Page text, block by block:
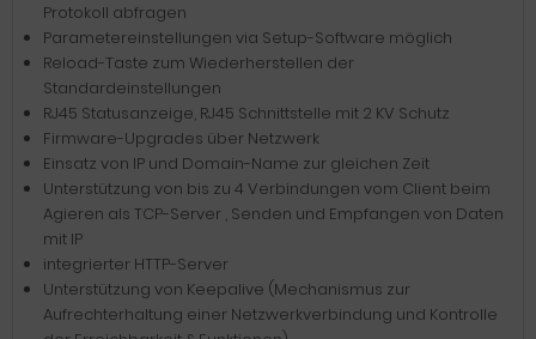
Protokoll abfragen
Parametereinstellungen via Setup-Software möglich
Reload-Taste zum Wiederherstellen der
Standardeinstellungen
RJ45 Statusanzeige, RJ45 Schnittstelle mit 2 KV Schutz
Firmware-Upgrades über Netzwerk
Einsatz von IP und Domain-Name zur gleichen Zeit
Unterstützung von bis zu 4 Verbindungen vom Client beim
Agieren als TCP-Server , Senden und Empfangen von Daten
mit IP
integrierter HTTP-Server
Unterstützung von Keepalive (Mechanismus zur
Aufrechterhaltung einer Netzwerkverbindung und Kontrolle